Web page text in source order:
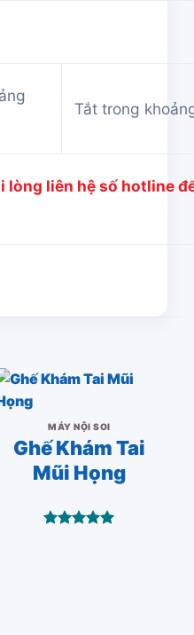
Tắt trong
lòng liên hệ số hotline
MÁY NỘI SOI
Ghế Khám Tai
Mũi Họng